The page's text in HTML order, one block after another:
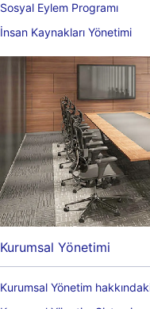
Sosyal Eylem Programı
İnsan Kaynakları Yönetimi
Kurumsal Yönetimi
Kurumsal Yönetim